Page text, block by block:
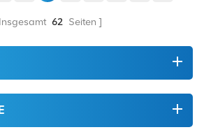
zum
bieten wir zum
bestmöglichen Preis an.
Insgesamt 62 Seiten